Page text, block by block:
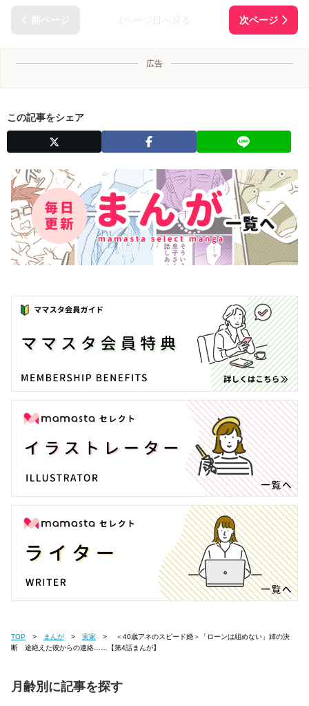
広告
この記事をシェア
TOP まんが 実家
断 途絶えた彼からの連絡……【第4話まんが】
月齢別に記事を探す